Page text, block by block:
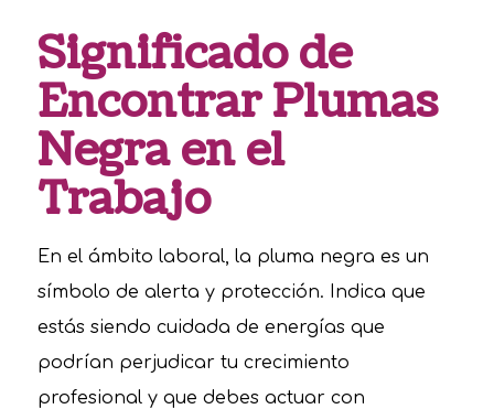
Significado de
Encontrar Plumas
Negra en el
Trabajo
En el ámbito laboral, la pluma negra es un
símbolo de alerta y protección. Indica que
estás siendo cuidada de energías que
podrían perjudicar tu crecimiento
profesional y que debes actuar con